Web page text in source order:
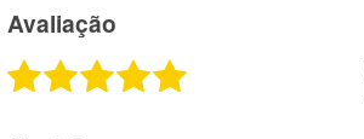
Avaliação